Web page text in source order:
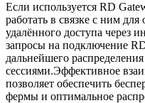
Если используется RD
работать в связке с ним для
удалённого доступа через
запросы на подключение
дальнейшего
сессиями.Эффективное
позволяет обеспечить
фермы и оптимальное